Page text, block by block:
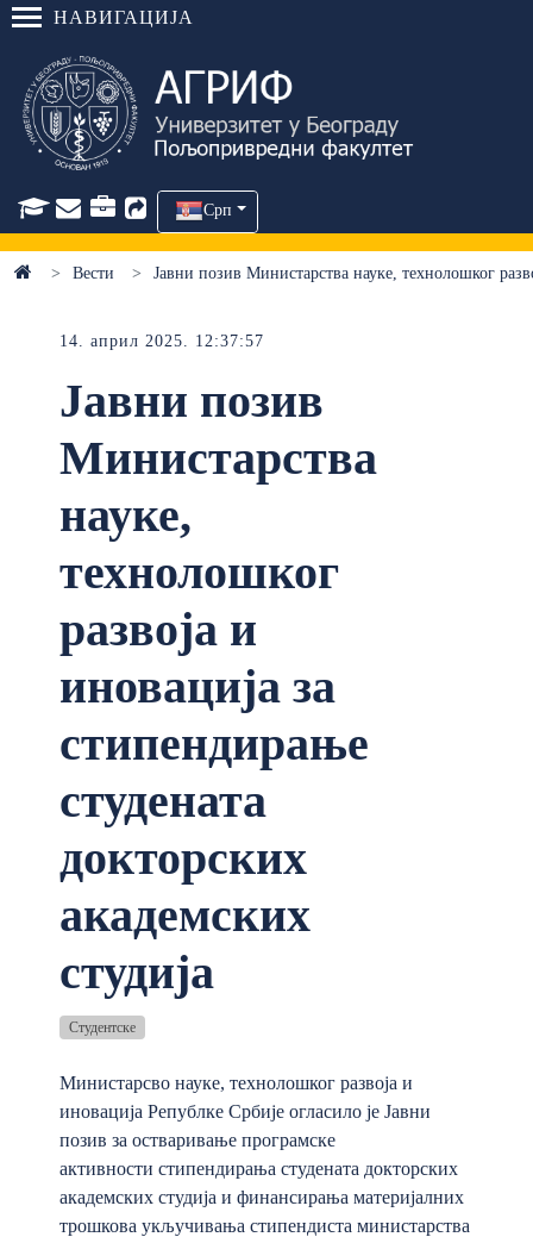
НАВИГАЦИЈА
Срп
Вести Јавни позив Министарства науке, технолошког
14. април 2025. 12:37:57
Јавни позив
Министарства
науке,
технолошког
развоја и
иновација за
стипендирање
студената
докторских
академских
студија
Студентске
Министарсво науке, технолошког развоја и
иновација Републке Србије огласило је Јавни
позив за остваривање програмске
активности стипендирања студената докторских
академских студија и финансирања материјалних
трошкова укључивања стипендиста министарства